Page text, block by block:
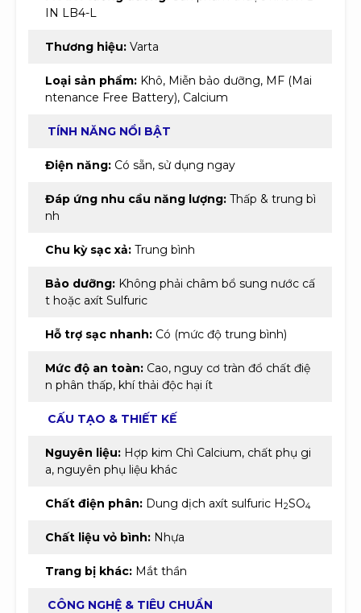
IN LB4-L
Thương hiệu: Varta
Loại sản phẩm: Khô, Miễn bảo dưỡng, MF (Mai
ntenance Free Battery), Calcium
TÍNH NĂNG NỔI BẬT
Điện năng: Có sẵn, sử dụng ngay
Đáp ứng nhu cầu năng lượng: Thấp & trung bì
nh
Chu kỳ sạc xả: Trung bình
Bảo dưỡng: Không phải châm bổ sung nước cấ
t hoặc axít Sulfuric
Hỗ trợ sạc nhanh: Có (mức độ trung bình)
Mức độ an toàn: Cao, nguy cơ tràn đổ chất điệ
n phân thấp, khí thải độc hại ít
CẤU TẠO & THIẾT KẾ
Nguyên liệu: Hợp kim Chì Calcium, chất phụ gi
a, nguyên phụ liệu khác
Chất điện phân: Dung dịch axít sulfuric H2SO4
Chất liệu vỏ bình: Nhựa
Trang bị khác: Mắt thần
CÔNG NGHỆ & TIÊU CHUẨN